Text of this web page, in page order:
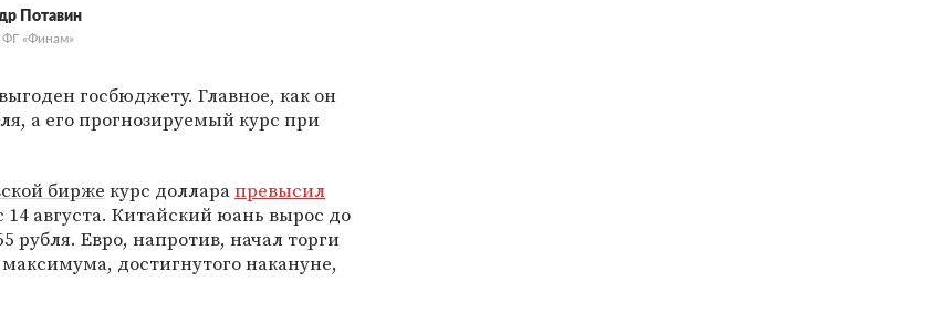
Потавин
ФГ «Финам»
госбюджету. Главное, как он
а его прогнозируемый курс при
бирже курс долларапревысил
августа. Китайский юань вырос до
рубля. Евро, напротив, начал торги
достигнутого накануне,